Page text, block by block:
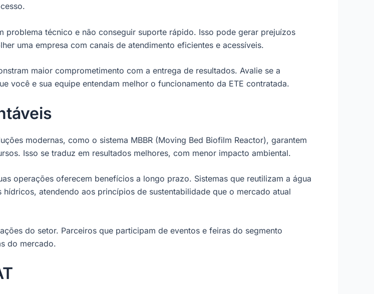
problema técnico e não conseguir suporte rápido. Isso pode gerar prejuízos
uma empresa com canais de atendimento eficientes e acessíveis.
maior comprometimento com a entrega de resultados. Avalie se a
você e sua equipe entendam melhor o funcionamento da ETE contratada.
modernas, como o sistema MBBR (Moving Bed Biofilm Reactor), garantem
Isso se traduz em resultados melhores, com menor impacto ambiental.
operações oferecem benefícios a longo prazo. Sistemas que reutilizam a água
atendendo aos princípios de sustentabilidade que o mercado atual
do setor. Parceiros que participam de eventos e feiras do segmento
do mercado.